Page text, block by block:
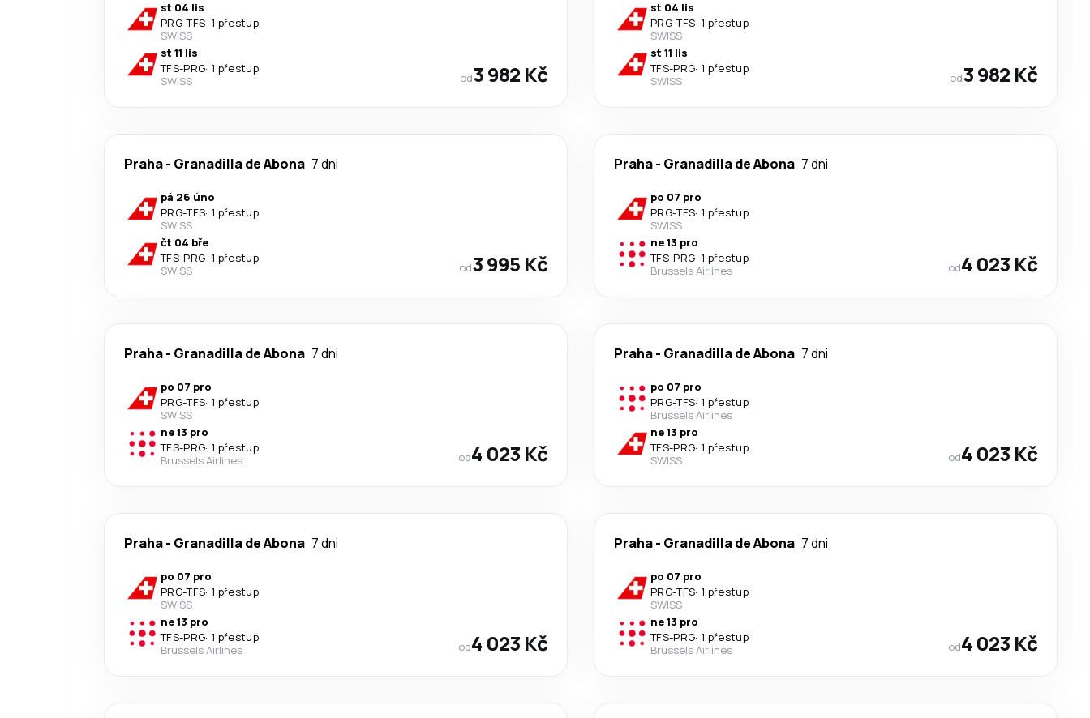
st 04 lis
PRG-TFS· 1 přestup
SWISS
st 11 lis
TFS-PRG· 1 přestup
SWISS
od3 982 Kč
st 04 lis
PRG-TFS· 1 přestup
SWISS
st 11 lis
TFS-PRG· 1 přestup
SWISS
od3 982 Kč
Praha- Granadilla de Abona 7 dni
pá 26 úno
PRG-TFS· 1 přestup
SWISS
čt 04 bře
TFS-PRG· 1 přestup
SWISS
od3 995 Kč
Praha- Granadilla de Abona 7 dni
po 07 pro
PRG-TFS· 1 přestup
SWISS
ne 13 pro
TFS-PRG· 1 přestup
Brussels Airlines
od4 023 Kč
Praha- Granadilla de Abona 7 dni
po 07 pro
PRG-TFS· 1 přestup
SWISS
ne 13 pro
TFS-PRG· 1 přestup
Brussels Airlines
od4 023 Kč
Praha- Granadilla de Abona 7 dni
po 07 pro
PRG-TFS· 1 přestup
Brussels Airlines
ne 13 pro
TFS-PRG· 1 přestup
SWISS
od4 023 Kč
Praha- Granadilla de Abona 7 dni
po 07 pro
PRG-TFS· 1 přestup
SWISS
ne 13 pro
TFS-PRG· 1 přestup
Brussels Airlines
od4 023 Kč
Praha- Granadilla de Abona 7 dni
po 07 pro
PRG-TFS· 1 přestup
SWISS
ne 13 pro
TFS-PRG· 1 přestup
Brussels Airlines
od4 023 Kč